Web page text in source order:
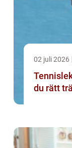
02 juli 2026
du rätt